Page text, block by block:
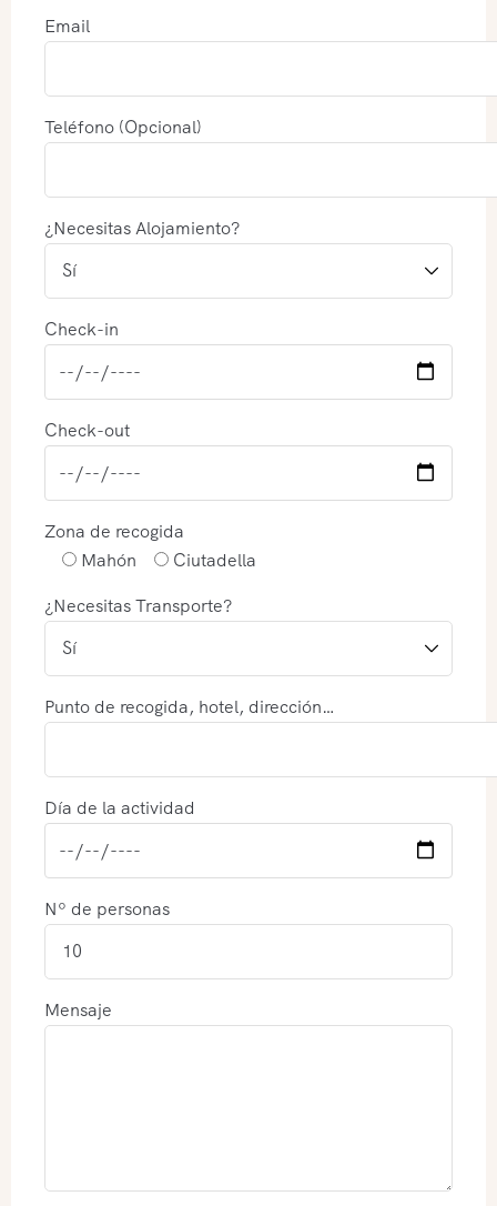
Email
Teléfono (Opcional)
¿Necesitas Alojamiento?
Check-in
Check-out
Zona de recogida
Mahón
Ciutadella
¿Necesitas Transporte?
Punto de recogida, hotel, dirección…
Día de la actividad
Nº de personas
Mensaje